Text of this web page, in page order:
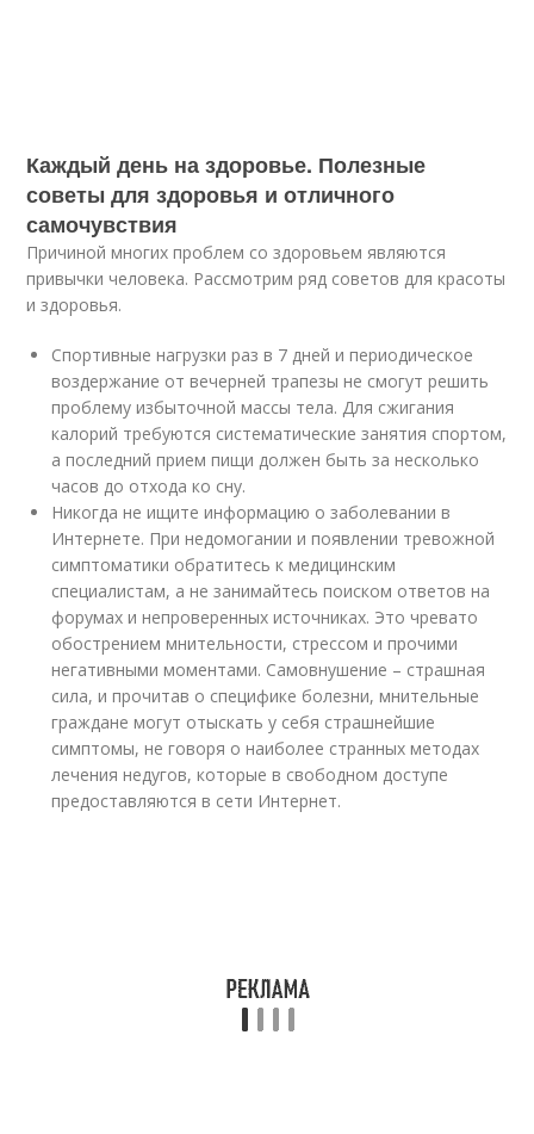
Каждый день на здоровье. Полезные
советы для здоровья и отличного
самочувствия
Причиной многих проблем со здоровьем являются
привычки человека. Рассмотрим ряд советов для красоты
и здоровья.
Спортивные нагрузки раз в 7 дней и периодическое
воздержание от вечерней трапезы не смогут решить
проблему избыточной массы тела. Для сжигания
калорий требуются систематические занятия спортом,
а последний прием пищи должен быть за несколько
часов до отхода ко сну.
Никогда не ищите информацию о заболевании в
Интернете. При недомогании и появлении тревожной
симптоматики обратитесь к медицинским
специалистам, а не занимайтесь поиском ответов на
форумах и непроверенных источниках. Это чревато
обострением мнительности, стрессом и прочими
негативными моментами. Самовнушение – страшная
сила, и прочитав о специфике болезни, мнительные
граждане могут отыскать у себя страшнейшие
симптомы, не говоря о наиболее странных методах
лечения недугов, которые в свободном доступе
предоставляются в сети Интернет.